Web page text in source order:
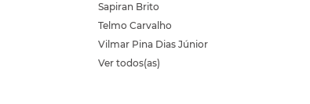
Sapiran Brito
Telmo Carvalho
Vilmar Pina Dias Júnior
Ver todos(as)